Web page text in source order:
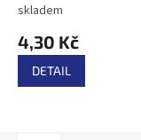
skladem
4,30 Kč
DETAIL